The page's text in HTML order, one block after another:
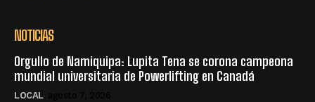
NOTICIAS
Orgullo de Namiquipa: Lupita Tena se corona campeona
mundial universitaria de Powerlifting en Canadá
LOCAL